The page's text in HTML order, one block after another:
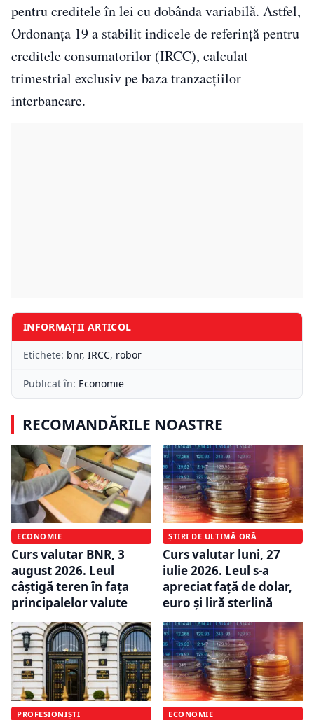
pentru creditele în lei cu dobânda variabilă. Astfel,
Ordonanţa 19 a stabilit indicele de referinţă pentru
creditele consumatorilor (IRCC), calculat
trimestrial exclusiv pe baza tranzacţiilor
interbancare.
INFORMAȚII ARTICOL
Etichete: bnr, IRCC, robor
Publicat în: Economie
RECOMANDĂRILE NOASTRE
ECONOMIE
Curs valutar BNR, 3
august 2026. Leul
câștigă teren în fața
principalelor valute
ȘTIRI DE ULTIMĂ ORĂ
Curs valutar luni, 27
iulie 2026. Leul s-a
apreciat față de dolar,
euro și liră sterlină
PROFESIONIȘTI ECONOMIE